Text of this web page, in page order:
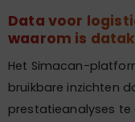
Data voor
waarom is
Het Simacan-
bruikbare inzichten
prestatieanalyses te